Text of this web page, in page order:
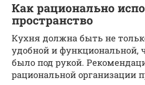
Как рационально
пространство
Кухня должна быть не
удобной и функциональной,
было под рукой.
рациональной организации